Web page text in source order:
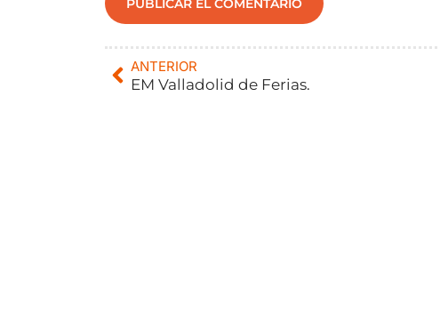
ANTERIOR
EM Valladolid de Ferias.